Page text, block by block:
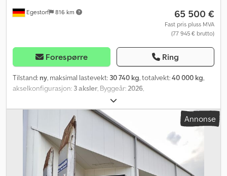
Egestorf 816 km 65 500 €
Fast pris pluss MVA
(77 945 € brutto)
Forespørre Ring
Tilstand: ny, maksimal lastevekt: 30 740 kg, totalvekt:40 000 kg,
akselkonfigurasjon: 3 aksler, Byggeår:2026,
Annonse